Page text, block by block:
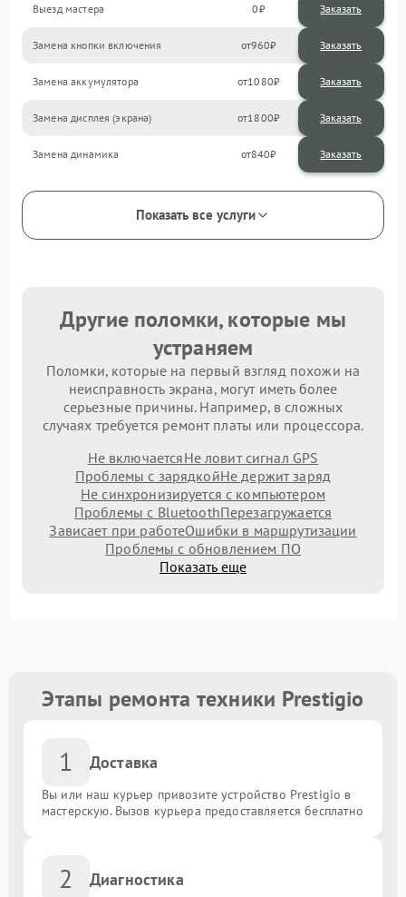
Выезд мастера 0 Заказать
Замена кнопки включения 960
Замена аккумулятора 1080
Замена дисплея (экрана) 1800
Замена динамика 840
Показать все услуги
Другие поломки, которые мы
устраняем
Поломки, которые на первый взгляд похожи на
неисправность экрана, могут иметь более
серьезные причины. Например, в сложных
случаях требуется ремонт платы или процессора.
Не включаетсяНе ловит сигнал GPS
Проблемы с зарядкойНе держит заряд
Не синхронизируется с компьютером
Проблемы с BluetoothПерезагружается
Зависает при работеОшибки в маршрутизации
Проблемы с обновлением ПО
Показать еще
Этапы ремонта техники Prestigio
1 Доставка
Вы или наш курьер привозите устройство Prestigio в
мастерскую. Вызов курьера предоставляется бесплатно
2 Диагностика